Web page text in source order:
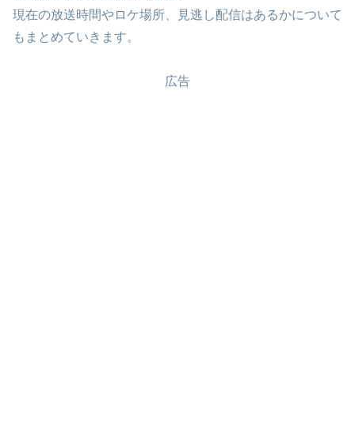
現在の放送時間やロケ場所、見逃し配信はあるかについて
もまとめていきます。
広告